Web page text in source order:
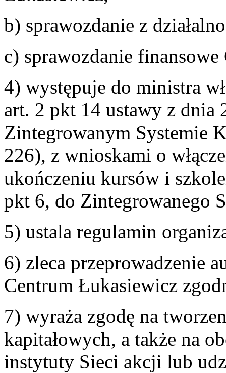
b) sprawozdanie z
c) sprawozdanie
4) występuje do ministra
art. 2 pkt 14 ustawy z dnia
Zintegrowanym Systemie
226), z wnioskami o
ukończeniu kursów i
pkt 6, do Zintegrowanego
5) ustala regulamin
6) zleca przeprowadzenie
Centrum Łukasiewicz
7) wyraża zgodę na
kapitałowych, a także na
instytuty Sieci akcji lub